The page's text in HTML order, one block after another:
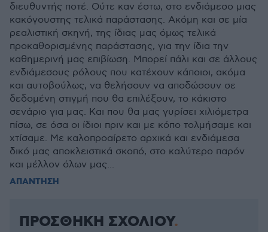
διευθυντής ποτέ. Ούτε καν έστω, στο ενδιάμεσο μιας
κακόγουστης τελικά παράστασης. Ακόμη και σε μία
ρεαλιστική σκηνή, της ίδιας μας όμως τελικά
προκαθορισμένης παράστασης, για την ίδια την
καθημερινή μας επιβίωση. Μπορεί πάλι και σε άλλους
ενδιάμεσους ρόλους που κατέχουν κάποιοι, ακόμα
και αυτοβούλως, να θελήσουν να αποδώσουν σε
δεδομένη στιγμή που θα επιλέξουν, το κάκιστο
σενάριο για μας. Και που θα μας γυρίσει χιλιόμετρα
πίσω, σε όσα οι ίδιοι πριν και με κόπο τολμήσαμε και
χτίσαμε. Με καλοπροαίρετο αρχικά και ενδιάμεσα
δικό μας αποκλειστικά σκοπό, στο καλύτερο παρόν
και μέλλον όλων μας...
ΑΠΑΝΤΗΣΗ
ΠΡΟΣΘΗΚΗ ΣΧΟΛΙΟΥ